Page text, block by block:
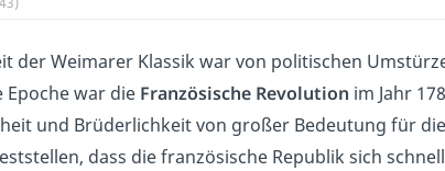
der Weimarer Klassik war von politischen
Epoche war die Französische Revolution im Jahr
und Brüderlichkeit von großer Bedeutung für
dass die französische Republik sich